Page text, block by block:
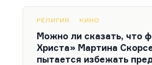
РЕЛИГИЯ КИНО
Можно ли сказать, что
Христа» Мартина
пытается избежать